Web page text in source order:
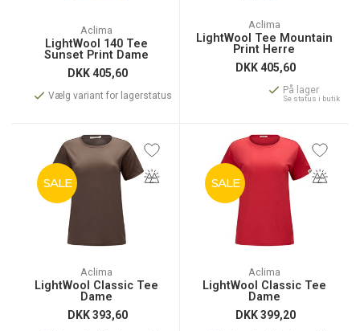
Aclima
LightWool 140 Tee
Sunset Print Dame
DKK405,60
Vælg variant for lagerstatus
Aclima
LightWool Tee Mountain
Print Herre
DKK405,60
På lager
Se status i butik
SALE
Aclima
LightWool Classic Tee
Dame
DKK393,60
SALE
Aclima
LightWool Classic Tee
Dame
DKK399,20